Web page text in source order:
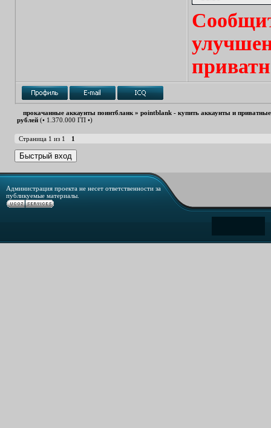
прокачанные аккаунты поинтбланк » pointblank - купить аккаунты и
рублей (• 1.370.000 ГП •)
Страница 1 из 1 1
Администрация проекта не несет ответственности за
публикуемые материалы.